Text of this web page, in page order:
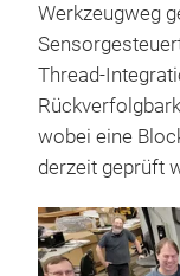
Werkzeugweg
Thread-
wobei eine
derzeit geprüft